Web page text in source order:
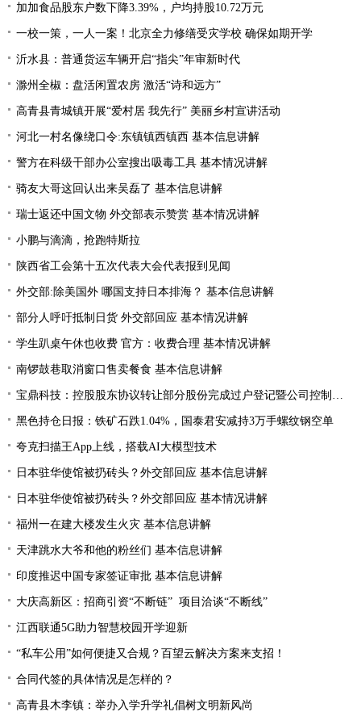
加加食品股东户数下降3.39%，户均持股10.72万元
一校一策，一人一案！北京全力修缮受灾学校 确保如期开学
沂水县：普通货运车辆开启“指尖”年审新时代
滁州全椒：盘活闲置农房 激活“诗和远方”
高青县青城镇开展“爱村居 我先行” 美丽乡村宣讲活动
河北一村名像绕口令:东镇镇西镇西 基本信息讲解
警方在科级干部办公室搜出吸毒工具 基本情况讲解
骑友大哥这回认出来吴磊了 基本信息讲解
瑞士返还中国文物 外交部表示赞赏 基本情况讲解
小鹏与滴滴，抢跑特斯拉
陕西省工会第十五次代表大会代表报到见闻
外交部:除美国外 哪国支持日本排海？ 基本信息讲解
部分人呼吁抵制日货 外交部回应 基本情况讲解
学生趴桌午休也收费 官方：收费合理 基本情况讲解
南锣鼓巷取消窗口售卖餐食 基本信息讲解
宝鼎科技：控股股东协议转让部分股份完成过户登记暨公司控制权发生变更
黑色持仓日报：铁矿石跌1.04%，国泰君安减持3万手螺纹钢空单
夸克扫描王App上线，搭载AI大模型技术
日本驻华使馆被扔砖头？外交部回应 基本信息讲解
日本驻华使馆被扔砖头？外交部回应 基本情况讲解
福州一在建大楼发生火灾 基本信息讲解
天津跳水大爷和他的粉丝们 基本信息讲解
印度推迟中国专家签证审批 基本信息讲解
大庆高新区：招商引资“不断链” 项目洽谈“不断线”
江西联通5G助力智慧校园开学迎新
“私车公用”如何便捷又合规？百望云解决方案来支招！
合同代签的具体情况是怎样的？
高青县木李镇：举办入学升学礼倡树文明新风尚